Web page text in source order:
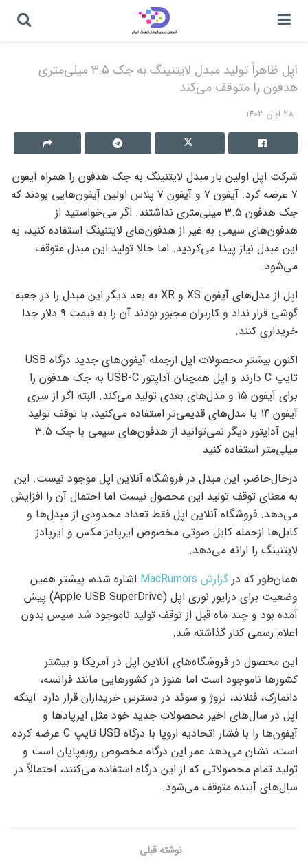
اپل ظاهراً تولید مبدل لایتنینگ به جک ۳.۵ میلی‌متری
هدفون را متوقف می‌کند
28 آبان 1403
شرکت اپل اولین بار مبدل لایتنینگ به جک هدفون را همراه آیفون
۷ عرضه کرد. آیفون ۷ و آیفون ۷ پلاس اولین آیفون‌هایی بودند که
جک هدفون ۳.۵ میلی‌متری نداشتند. اگر می‌خواستید از
هدفون‌های سیمی به غیر از هدفون‌های لایتنینگ استفاده کنید، به
این مبدل نیاز پیدا می‌کردید. اما حالا تولید این مبدل متوقف
می‌شود.
اپل از مدل‌های آیفون XS و XR به بعد دیگر این مبدل را در جعبه
گوشی قرار نداد و کاربران مجبور بودند آن را به قیمت ۹ دلار جدا
خریداری کنند.
اکنون بیشتر محصولات اپل ازجمله آیفون‌های جدید درگاه USB
تایپ C دارند و اپل همچنان آداپتور USB-C به جک هدفون را
برای آیفون ۱۵ و مدل‌های بعدی تولید می‌کند. البته اگر از سری
آیفون ۱۴ یا مدل‌های قدیمی‌تر استفاده می‌کنید، با توقف تولید
این آداپتور دیگر نمی‌توانید از هدفون‌های سیمی با جک ۳.۵
میلی‌متر استفاده کنید.
درحال‌حاضر، این مبدل در فروشگاه آنلاین اپل موجود نیست. این
به‌ معنای توقف تولید این محصول نیست اما احتمال آن را افزایش
می‌دهد. فروشگاه آنلاین اپل فقط تعداد محدودی از مبدل‌ها و
کابل‌ها ازجمله کابل صوتی مخصوص ایرپادز مکس و ایرپادز
لایتنینگ را ارائه می‌دهد.
همان‌طور که درگزارش MacRumors
اشاره شده، پیشتر همین
وضعیت برای درایور نوری اپل (Apple USB SuperDrive) پیش
آمده بود و چند ماه قبل از توقف تولید ناموجود شد سپس بدون
اعلام رسمی کنار گذاشته شد.
این محصول در فروشگاه‌های آنلاین اپل در آمریکا و بیشتر
کشورها ناموجود است اما هنوز در کشورهایی مانند فرانسه،
دانمارک، فنلاند، نروژ و سوئد در دسترس خریداران قرار دارد. اینکه
اپل در سال‌های اخیر محصولات جدید خود مثل ایرپادها و
آیفون‌ها را با فشار اتحادیه اروپا با درگاه USB تایپ C عرضه کرده
است، نشان می‌دهد عمر این درگاه مخصوص روبه‌پایان است و
تولید تمام محصولاتی که از این درگاه استفاده می‌کنند، احتمالاً در
سال‌های آینده متوقف می‌شود.
نوشته قبلی